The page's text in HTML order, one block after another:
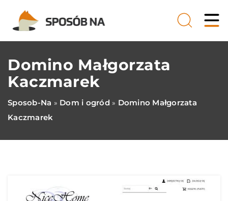
Domino Małgorzata
Kaczmarek
Sposob-Na » Dom i ogród » Domino Małgorzata
Kaczmarek